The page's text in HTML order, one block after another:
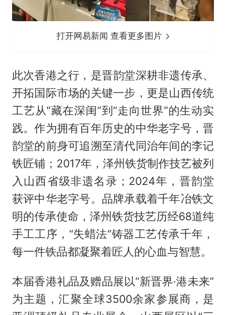
打开网易新闻 查看更多图片
此次香港之行，是晋韵堂深耕非遗传承、
开拓国际市场的关键一步，更是山西传统
工艺从“藏在深闺”到“走向世界”的生动实
践。作为拥有百年历史的中华老字号，晋
韵堂的前身可追溯至清代同治年间的李记
铁匠铺；2017年，泽州铁货制作技艺被列
入山西省级非遗名录；2024年，晋韵堂
获评中华老字号。品牌承载着千年冶铁文
明的传承使命，泽州铁货技艺历经68道纯
手工工序，“失蜡法”铸器工艺传承千年，
每一件铁品都凝聚着匠人的心血与智慧。
本届香港礼品及赠品展以“新晋界·港未来”
为主题，汇聚全球3500余家参展商，是